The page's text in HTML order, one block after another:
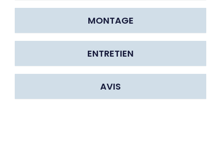
MONTAGE
ENTRETIEN
AVIS